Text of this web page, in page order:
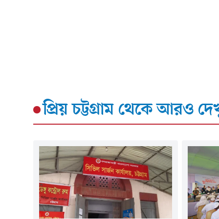
প্রিয় চট্টগ্রাম থেকে আরও